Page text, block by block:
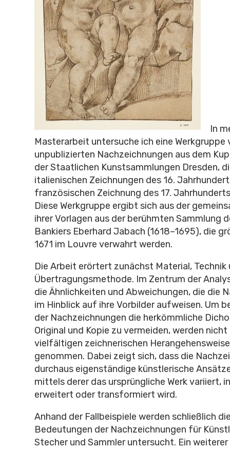
In
Masterarbeit untersuche ich eine Werkgruppe
unpublizierten Nachzeichnungen aus dem
der Staatlichen Kunstsammlungen Dresden,
italienischen Zeichnungen des 16.
französischen Zeichnung des 17.
Diese Werkgruppe ergibt sich aus der
ihrer Vorlagen aus der berühmten Sammlung
Bankiers Eberhard Jabach (1618–1695), die
1671 im Louvre verwahrt werden.
Die Arbeit erörtert zunächst Material, Technik
Übertragungsmethode. Im Zentrum der
die Ähnlichkeiten und Abweichungen, die die
im Hinblick auf ihre Vorbilder aufweisen. Um
der Nachzeichnungen die herkömmliche
Original und Kopie zu vermeiden, werden nicht
vielfältigen zeichnerischen
genommen. Dabei zeigt sich, dass die
durchaus eigenständige künstlerische
mittels derer das ursprüngliche Werk variiert,
erweitert oder transformiert wird.
Anhand der Fallbeispiele werden schließlich
Bedeutungen der Nachzeichnungen für
Stecher und Sammler untersucht. Ein